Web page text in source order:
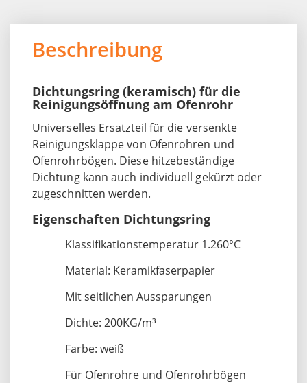
Beschreibung
Dichtungsring (keramisch) für die
Reinigungsöffnung am Ofenrohr
Universelles Ersatzteil für die versenkte
Reinigungsklappe von Ofenrohren und
Ofenrohrbögen. Diese hitzebeständige
Dichtung kann auch individuell gekürzt oder
zugeschnitten werden.
Eigenschaften Dichtungsring
Klassifikationstemperatur 1.260°C
Material: Keramikfaserpapier
Mit seitlichen Aussparungen
Dichte: 200KG/m³
Farbe: weiß
Für Ofenrohre und Ofenrohrbögen